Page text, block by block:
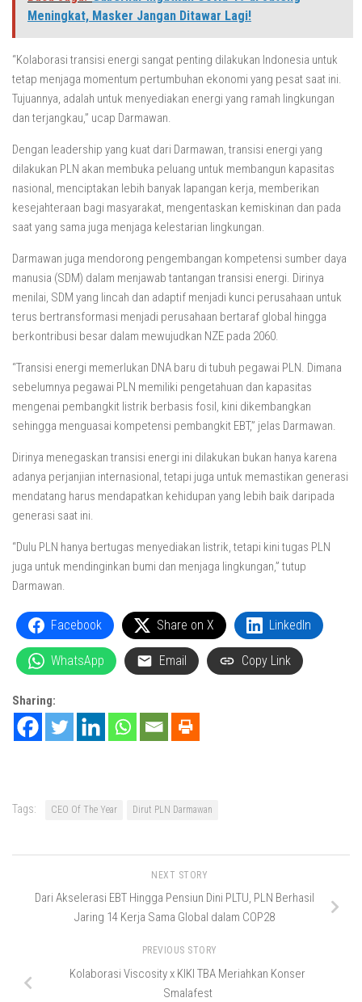
Meningkat, Masker Jangan Ditawar Lagi!
“Kolaborasi transisi energi sangat penting dilakukan Indonesia untuk
tetap menjaga momentum pertumbuhan ekonomi yang pesat saat ini.
Tujuannya, adalah untuk menyediakan energi yang ramah lingkungan
dan terjangkau,” ucap Darmawan.
Dengan leadership yang kuat dari Darmawan, transisi energi yang
dilakukan PLN akan membuka peluang untuk membangun kapasitas
nasional, menciptakan lebih banyak lapangan kerja, memberikan
kesejahteraan bagi masyarakat, mengentaskan kemiskinan dan pada
saat yang sama juga menjaga kelestarian lingkungan.
Darmawan juga mendorong pengembangan kompetensi sumber daya
manusia (SDM) dalam menjawab tantangan transisi energi. Dirinya
menilai, SDM yang lincah dan adaptif menjadi kunci perusahaan untuk
terus bertransformasi menjadi perusahaan bertaraf global hingga
berkontribusi besar dalam mewujudkan NZE pada 2060.
“Transisi energi memerlukan DNA baru di tubuh pegawai PLN. Dimana
sebelumnya pegawai PLN memiliki pengetahuan dan kapasitas
mengenai pembangkit listrik berbasis fosil, kini dikembangkan
sehingga menguasai kompetensi pembangkit EBT,” jelas Darmawan.
Dirinya menegaskan transisi energi ini dilakukan bukan hanya karena
adanya perjanjian internasional, tetapi juga untuk memastikan generasi
mendatang harus mendapatkan kehidupan yang lebih baik daripada
generasi saat ini.
“Dulu PLN hanya bertugas menyediakan listrik, tetapi kini tugas PLN
juga untuk mendinginkan bumi dan menjaga lingkungan,” tutup
Darmawan.
Facebook Share on X LinkedIn
WhatsApp Email Copy Link
Sharing:
Tags: CEO Of The Year Dirut PLN Darmawan
NEXT STORY
Dari Akselerasi EBT Hingga Pensiun Dini PLTU, PLN Berhasil
Jaring 14 Kerja Sama Global dalam COP28
PREVIOUS STORY
Kolaborasi Viscosity x KIKI TBA Meriahkan Konser
Smalafest